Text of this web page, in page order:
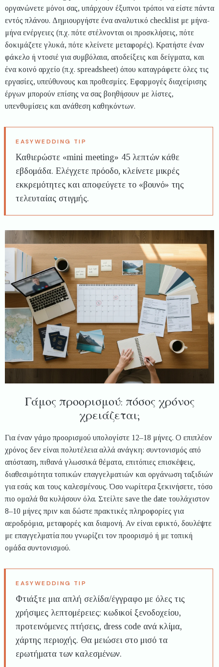
οργανώνετε μόνοι σας, υπάρχουν έξυπνοι τρόποι να είστε πάντα
εντός πλάνου. Δημιουργήστε ένα αναλυτικό checklist με μήνα-
μήνα ενέργειες (π.χ. πότε στέλνονται οι προσκλήσεις, πότε
δοκιμάζετε γλυκά, πότε κλείνετε μεταφορές). Κρατήστε έναν
φάκελο ή ντοσιέ για συμβόλαια, αποδείξεις και δείγματα, και
ένα κοινό αρχείο (π.χ. spreadsheet) όπου καταγράφετε όλες τις
εργασίες, υπεύθυνους και προθεσμίες. Εφαρμογές διαχείρισης
έργων μπορούν επίσης να σας βοηθήσουν με λίστες,
υπενθυμίσεις και ανάθεση καθηκόντων.
Καθιερώστε «mini meeting» 45 λεπτών κάθε
εβδομάδα. Ελέγχετε πρόοδο, κλείνετε μικρές
εκκρεμότητες και αποφεύγετε το «βουνό» της
τελευταίας στιγμής.
Γάμος προορισμού: πόσος χρόνος
χρειάζεται;
Για έναν γάμο προορισμού υπολογίστε 12–18 μήνες. Ο επιπλέον
χρόνος δεν είναι πολυτέλεια αλλά ανάγκη: συντονισμός από
απόσταση, πιθανά γλωσσικά θέματα, επιτόπιες επισκέψεις,
διαθεσιμότητα τοπικών επαγγελματιών και οργάνωση ταξιδιών
για εσάς και τους καλεσμένους. Όσο νωρίτερα ξεκινήσετε, τόσο
πιο ομαλά θα κυλήσουν όλα. Στείλτε save the date τουλάχιστον
8–10 μήνες πριν και δώστε πρακτικές πληροφορίες για
αεροδρόμια, μεταφορές και διαμονή. Αν είναι εφικτό, δουλέψτε
με επαγγελματία που γνωρίζει τον προορισμό ή με τοπική
ομάδα συντονισμού.
Φτιάξτε μια απλή σελίδα/έγγραφο με όλες τις
χρήσιμες λεπτομέρειες: κωδικοί ξενοδοχείου,
προτεινόμενες πτήσεις, dress code ανά κλίμα,
χάρτης περιοχής. Θα μειώσει στο μισό τα
ερωτήματα των καλεσμένων.